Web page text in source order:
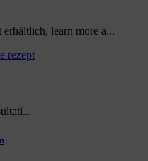
erhältlich, learn more a...
rezept